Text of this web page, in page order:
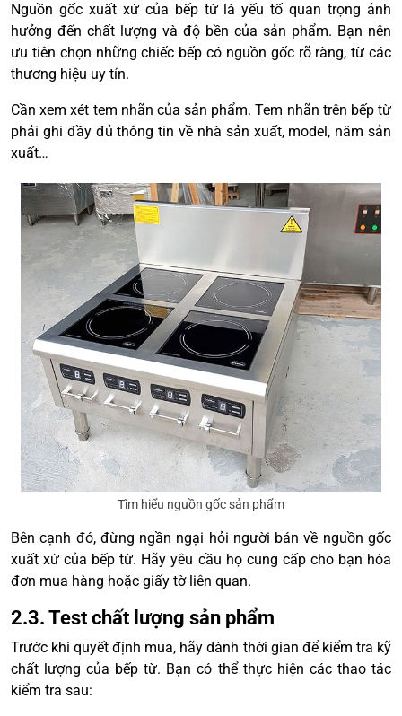
Nguồn gốc xuất xứ của bếp từ là yếu tố quan trọng ảnh
hưởng đến chất lượng và độ bền của sản phẩm. Bạn nên
ưu tiên chọn những chiếc bếp có nguồn gốc rõ ràng, từ các
thương hiệu uy tín.
Cần xem xét tem nhãn của sản phẩm. Tem nhãn trên bếp từ
phải ghi đầy đủ thông tin về nhà sản xuất, model, năm sản
xuất…
Tìm hiểu nguồn gốc sản phẩm
Bên cạnh đó, đừng ngần ngại hỏi người bán về nguồn gốc
xuất xứ của bếp từ. Hãy yêu cầu họ cung cấp cho bạn hóa
đơn mua hàng hoặc giấy tờ liên quan.
2.3. Test chất lượng sản phẩm
Trước khi quyết định mua, hãy dành thời gian để kiểm tra kỹ
chất lượng của bếp từ. Bạn có thể thực hiện các thao tác
kiểm tra sau: